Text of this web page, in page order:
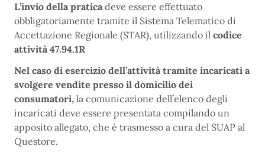
L’invio della pratica deve essere effettuato
obbligatoriamente tramite il Sistema Telematico di
Accettazione Regionale (STAR), utilizzando il codice
attività 47.94.1R
Nel caso di esercizio dell’attività tramite incaricati a
svolgere vendite presso il domicilio dei
consumatori, la comunicazione dell’elenco degli
incaricati deve essere presentata compilando un
apposito allegato, che è trasmesso a cura del SUAP al
Questore.